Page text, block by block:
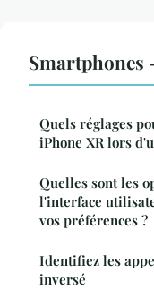
Smartphones
Quels réglages
iPhone XR lors
Quelles sont les
l'interface
vos préférences ?
Identifiez les
inversé